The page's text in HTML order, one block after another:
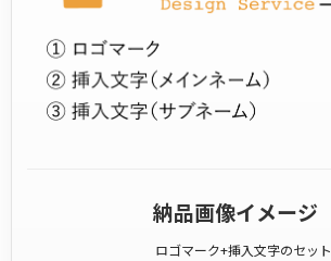
納品画像イメージ
ロゴマーク+挿入文字のセット